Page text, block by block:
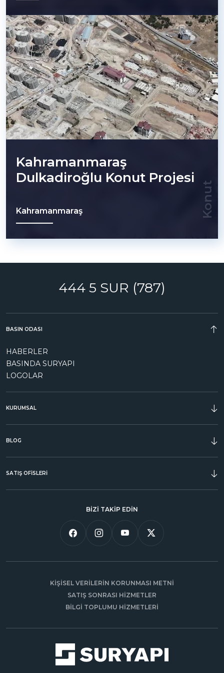
Konut
Kahramanmaraş
Dulkadiroğlu Konut Projesi
Kahramanmaraş
444 5 SUR (787)
BİZİ TAKİP EDİN
BASIN ODASI
HABERLER
BASINDA SURYAPI
LOGOLAR
KURUMSAL
BLOG
SATIŞ OFİSLERİ
KİŞİSEL VERİLERİN KORUNMASI METNİ
SATIŞ SONRASI HİZMETLER
BİLGİ TOPLUMU HİZMETLERİ